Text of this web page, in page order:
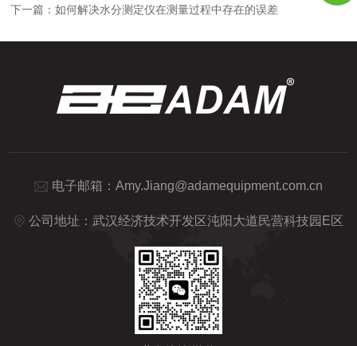
下一篇：如何解决水分测定仪在测量过程中存在的误差
电子邮箱： Amy.Jiang@adamequipment.com.cn
公司地址：武汉经济技术开发区沌阳大道民营科技园E区